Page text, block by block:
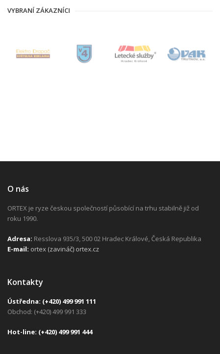
VYBRANÍ ZÁKAZNÍCI
O nás
ORTEX je ryze českou společností působící na trhu stabilně již od
roku 1990.
Adresa: Resslova 935/3, 500 02 Hradec Králové, Česká Republika
E-mail: ortex (zavináč) ortex.cz
Kontakty
Ústředna: (+420) 499 991 111
Obchod: (+420) 499 991 333
Hot-line: (+420) 499 991 444